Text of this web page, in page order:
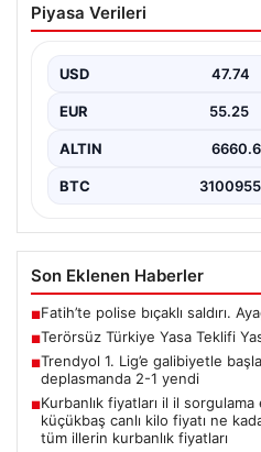
Sürecinde Öne Çıkıyor
toplumsal bütünleşmeyi
yasa tasarısı…
Piyasa Verileri
USD 47.74
EUR 55.25
ALTIN 6660.6
BTC 3100955
Son Eklenen Haberler
■Fatih’te polise bıçaklı saldırı.
■Terörsüz Türkiye Yasa Teklifi
■Trendyol 1. Lig’e galibiyetle
deplasmanda 2-1 yendi
■Kurbanlık fiyatları il il
küçükbaş canlı kilo fiyatı ne
tüm illerin kurbanlık fiyatları